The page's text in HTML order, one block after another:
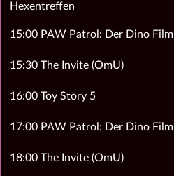
Hexentreffen
15:00 PAW Patrol: Der Dino Film
15:30 The Invite (OmU)
16:00 Toy Story 5
17:00 PAW Patrol: Der Dino Film
18:00 The Invite (OmU)